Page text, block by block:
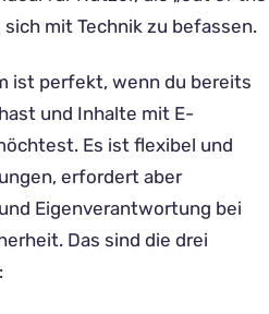
mit Technik zu befassen.
ist perfekt, wenn du bereits
und Inhalte mit E-
Es ist flexibel und
erfordert aber
Eigenverantwortung bei
Das sind die drei